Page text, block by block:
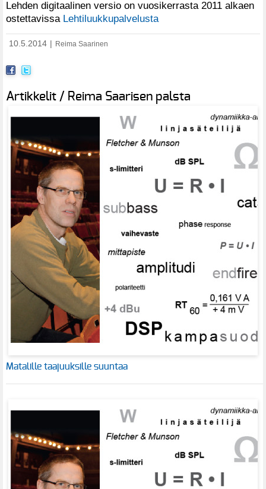
Lehden digitaalinen versio on vuosikerrasta 2011 alkaen
ostettavissa Lehtiluukkupalvelusta
10.5.2014 Reima Saarinen
Artikkelit / Reima Saarisen palsta
Matalille taajuuksille suuntaa